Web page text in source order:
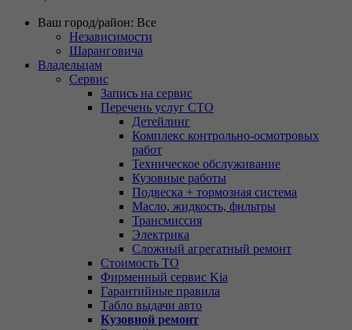
Ваш город/район: Все
Независимости
Шаранговича
Владельцам
Сервис
Запись на сервис
Перечень услуг СТО
Детейлинг
Комплекс контрольно-осмотровых
работ
Техническое обслуживание
Кузовные работы
Подвеска + тормозная система
Масло, жидкость, фильтры
Трансмиссия
Электрика
Сложный агрегатный ремонт
Стоимость ТО
Фирменный сервис Kia
Гарантийные правила
Табло выдачи авто
Кузовной ремонт